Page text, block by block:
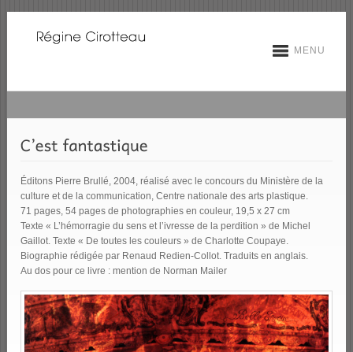
MENU
Éditons Pierre Brullé, 2004, réalisé avec le concours du Ministère de la
culture et de la communication, Centre nationale des arts plastique.
71 pages, 54 pages de photographies en couleur, 19,5 x 27 cm
Texte « L’hémorragie du sens et l’ivresse de la perdition » de Michel
Gaillot. Texte « De toutes les couleurs » de Charlotte Coupaye.
Biographie rédigée par Renaud Redien-Collot. Traduits en anglais.
Au dos pour ce livre : mention de Norman Mailer